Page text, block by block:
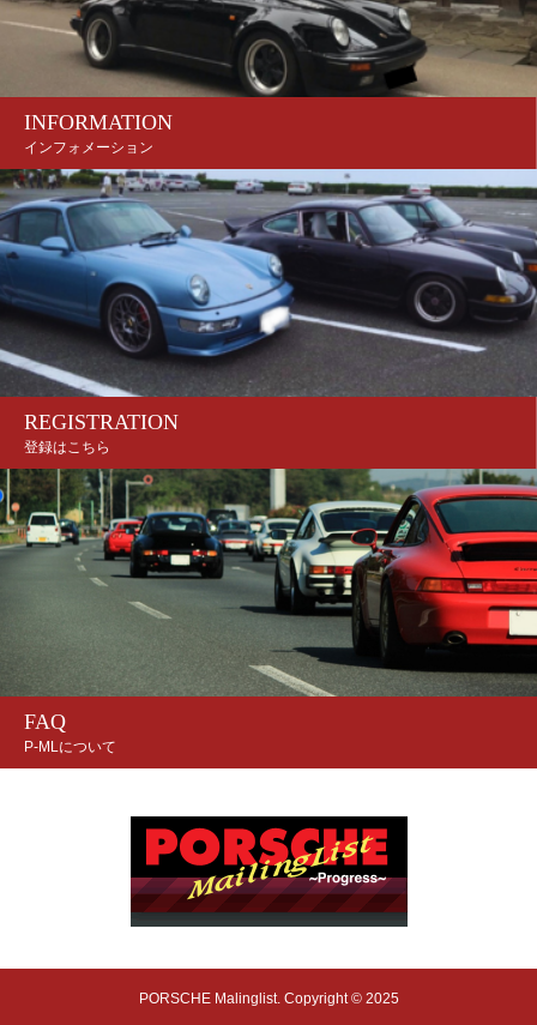
INFORMATION
インフォメーション
REGISTRATION
登録はこちら
FAQ
P-MLについて
PORSCHE Malinglist. Copyright © 2025